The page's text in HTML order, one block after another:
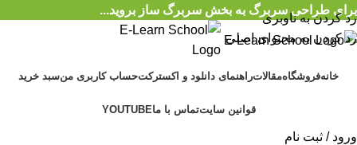
رد کردن به ناوبری
رد کردن به محتوای اصلی
برای طراحی سربرگ به بخش سربرگ ساز بروید...
خانهفروشگاهمقالاتراهنمای دانلود و اکسترکتحساب کاربری منسبد خرید
قوانین سایتتماس با ماYOUTUBE
ورود / ثبت نام